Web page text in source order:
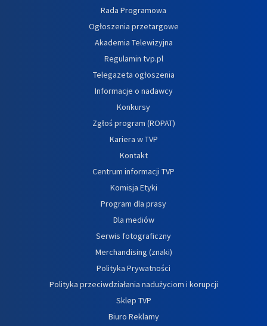
Rada Programowa
Ogłoszenia przetargowe
Akademia Telewizyjna
Regulamin tvp.pl
Telegazeta ogłoszenia
Informacje o nadawcy
Konkursy
Zgłoś program (ROPAT)
Kariera w TVP
Kontakt
Centrum informacji TVP
Komisja Etyki
Program dla prasy
Dla mediów
Serwis fotograficzny
Merchandising (znaki)
Polityka Prywatności
Polityka przeciwdziałania nadużyciom i korupcji
Sklep TVP
Biuro Reklamy